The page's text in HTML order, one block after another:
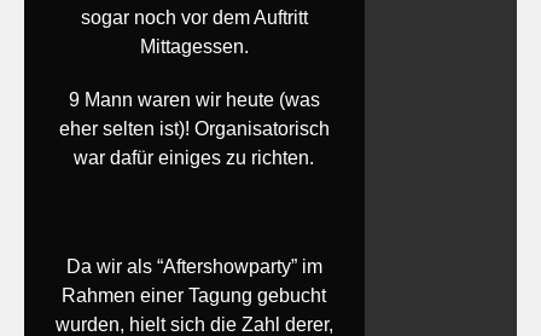
sogar noch vor dem Auftritt
Mittagessen.
9 Mann waren wir heute (was
eher selten ist)! Organisatorisch
war dafür einiges zu richten.
Da wir als “Aftershowparty” im
Rahmen einer Tagung gebucht
wurden, hielt sich die Zahl derer,